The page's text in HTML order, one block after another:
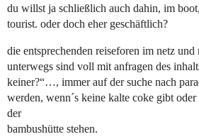
du willst ja schließlich auch dahin, im
tourist. oder doch eher geschäftlich?
die entsprechenden reiseforen im netz und
unterwegs sind voll mit anfragen des
keiner?“…, immer auf der suche nach
werden, wenn´s keine kalte coke gibt
der
bambushütte stehen.